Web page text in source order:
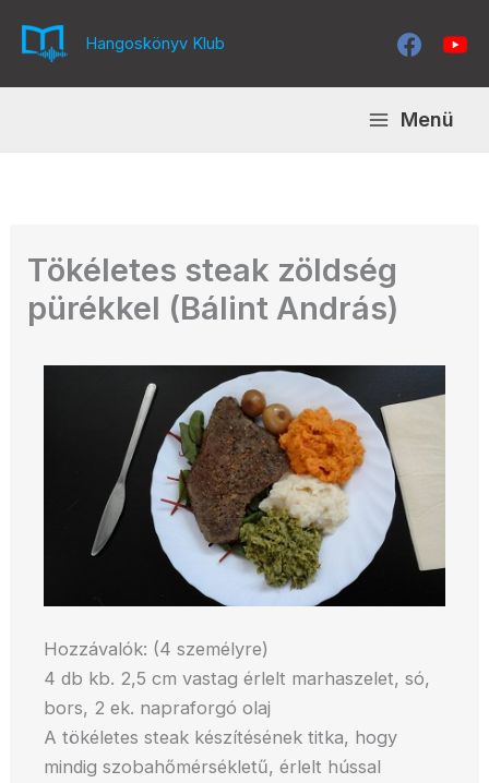
Hangoskönyv Klub
Menü
Tökéletes steak zöldség
pürékkel (Bálint András)
Hozzávalók: (4 személyre)
4 db kb. 2,5 cm vastag érlelt marhaszelet, só,
bors, 2 ek. napraforgó olaj
A tökéletes steak készítésének titka, hogy
mindig szobahőmérsékletű, érlelt hússal